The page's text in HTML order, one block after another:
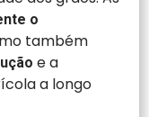
o
também
e a
a longo